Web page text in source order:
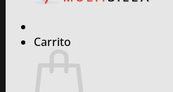
Carrito